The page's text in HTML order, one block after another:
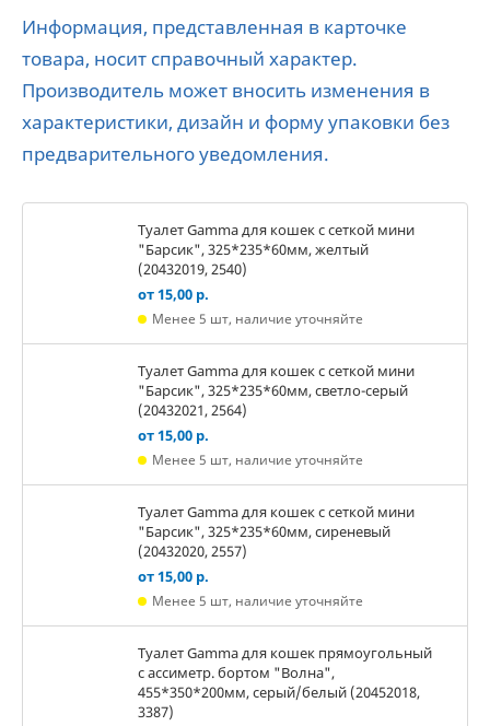
Информация, представленная в карточке
товара, носит справочный характер.
Производитель может вносить изменения в
характеристики, дизайн и форму упаковки без
предварительного уведомления.
Туалет Gamma для кошек c сеткой мини
"Барсик", 325*235*60мм, желтый
(20432019, 2540)
от 15,00 р.
Менее 5 шт, наличие уточняйте
Туалет Gamma для кошек c сеткой мини
"Барсик", 325*235*60мм, светло-серый
(20432021, 2564)
от 15,00 р.
Менее 5 шт, наличие уточняйте
Туалет Gamma для кошек c сеткой мини
"Барсик", 325*235*60мм, сиреневый
(20432020, 2557)
от 15,00 р.
Менее 5 шт, наличие уточняйте
Туалет Gamma для кошек прямоугольный
с ассиметр. бортом "Волна",
455*350*200мм, серый/белый (20452018,
3387)